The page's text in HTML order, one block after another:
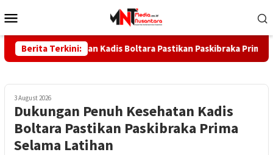
to
Menu
Berita Terkini:
Kesehatan Kadis Boltara Pastikan Paskibraka Prima Selama
3 August 2026
Dukungan Penuh Kesehatan Kadis
Boltara Pastikan Paskibraka Prima
Selama Latihan